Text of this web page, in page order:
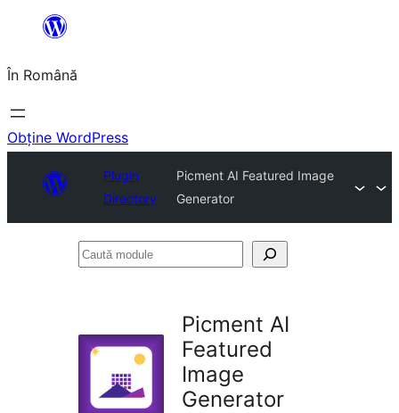
conținut
În Română
Obține WordPress
Plugin
Directory
Picment AI Featured Image
Generator
Caută
Picment AI
Featured
Image
Generator